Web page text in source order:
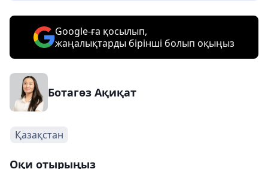
Google-ға қосылып,
жаңалықтарды бірінші болып оқыңыз
Ботагөз Ақиқат
Қазақстан
Оқи отырыңыз